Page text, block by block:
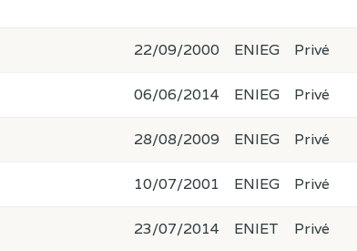
22/09/2000 ENIEG Privé
06/06/2014 ENIEG Privé
28/08/2009 ENIEG Privé
10/07/2001 ENIEG Privé
23/07/2014 ENIET Privé